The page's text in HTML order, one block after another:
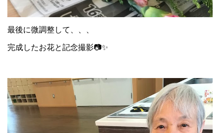
最後に微調整して、、、
完成したお花と記念撮影📷✨